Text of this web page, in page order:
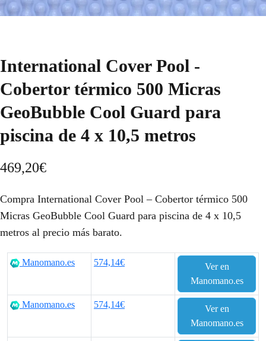
International Cover Pool -
Cobertor térmico 500 Micras
GeoBubble Cool Guard para
piscina de 4 x 10,5 metros
469,20€
Compra International Cover Pool – Cobertor térmico 500
Micras GeoBubble Cool Guard para piscina de 4 x 10,5
metros al precio más barato.
Manomano.es 574,14€
Ver en
Manomano.es
Manomano.es 574,14€
Ver en
Manomano.es